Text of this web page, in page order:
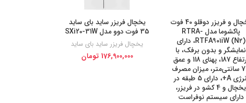
یخچال و فریزر دوقلو 40 فوت
پاکشوما مدل RTRA-
RTFA۹۰۱iW (N۲)، دارای
نمایشگر و بدون برفک، با
ارتفاع 187، پهنای 118 و عمق
73 سانتی‌متر، میزان مصرف
انرژی A+، دارای 5 طبقه در
یخچال و 4 کشو در فریزر،
دارای سیستم نوفراست
یخچال فریزر ساید بای ساید
35 فوت دوو مدل SXi20-31W
یخچال فریزر ساید بای ساید
176,900,000 تومان